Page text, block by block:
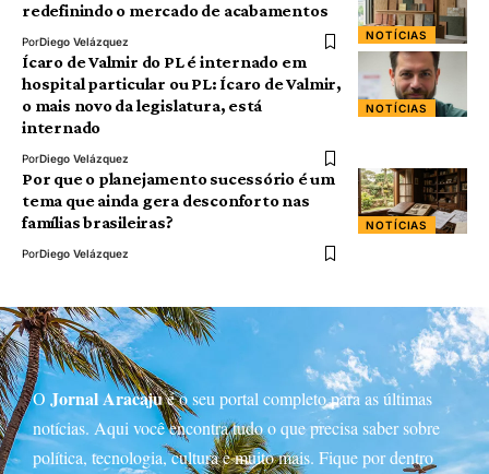
NOTÍCIAS
redefinindo o mercado de acabamentos
PorDiego Velázquez
NOTÍCIAS
Ícaro de Valmir do PL é internado em
hospital particular ou PL: Ícaro de Valmir,
o mais novo da legislatura, está
internado
PorDiego Velázquez
NOTÍCIAS
Por que o planejamento sucessório é um
tema que ainda gera desconforto nas
famílias brasileiras?
PorDiego Velázquez
O Jornal Aracajué o seu portal completo para as últimas
notícias. Aqui você encontra tudo o que precisa saber sobre
política, tecnologia, cultura e muito mais. Fique por dentro